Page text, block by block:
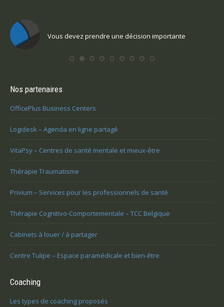
Vous voulez trouver votre voix personnelle
Nos partenaires
OfficePlus Business Centers
Logidesk – Agenda en ligne partagé
VitaPsy – Centres de santé mentale et mieux-être
Thérapie Traumatisme
Privium – Services pour les professionnels de santé
Thérapie Cognitivo-Comportementale – TCC Belgique
Cabinets à louer / à partager
Centre Tulipe – Espace paramédicale et bien-être
Coaching
Les types de coaching proposés